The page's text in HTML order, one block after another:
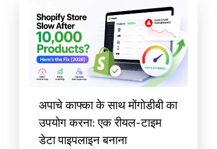
अपाचे काफ्का के साथ मोंगोडीबी का
उपयोग करना: एक रीयल-टाइम
डेटा पाइपलाइन बनाना